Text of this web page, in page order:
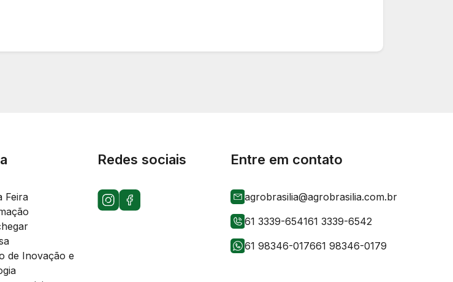
Feira
de Inovação e
Redes sociais Entre em contato
agrobrasilia@agrobrasilia.com.br
61 3339-654161 3339-6542
61 98346-017661 98346-0179